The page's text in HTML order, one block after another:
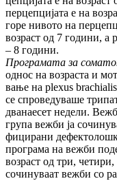
перцепцијата е на
горе нивото на
возраст од 7 години, а
– 8 години.
Програмата за
однос на возраста и
ва­ње на plexus
се спроведуваше
дванаесет недели.
група вежби ја
фи­ци­рани
програма на вежби
возраст од три,
сочинуваат вежби со